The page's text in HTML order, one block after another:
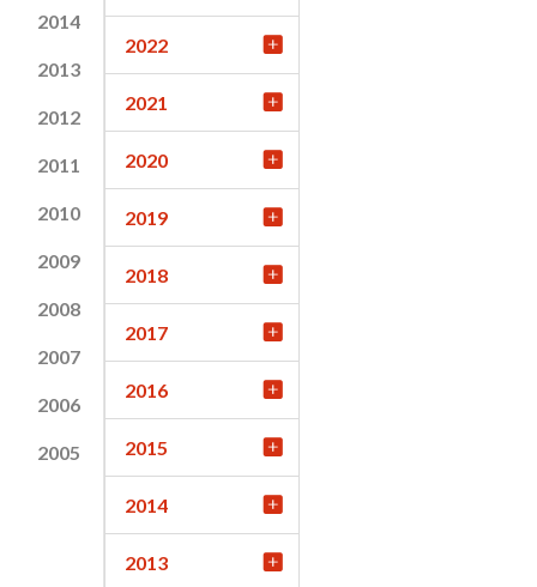
2014
2013
2012
2011
2010
2009
2008
2007
2006
2005
2022
2021
2020
2019
2018
2017
2016
2015
2014
2013